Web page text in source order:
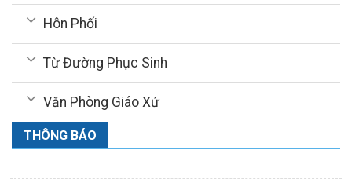
Hôn Phối
Từ Đường Phục Sinh
Văn Phòng Giáo Xứ
THÔNG BÁO